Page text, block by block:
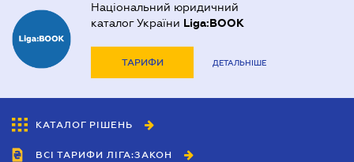
Національний юридичний
каталог України Liga:BOOK
ТАРИФИ ДЕТАЛЬНІШЕ
КАТАЛОГ РІШЕНЬ
ВСІ ТАРИФИ ЛІГА:ЗАКОН